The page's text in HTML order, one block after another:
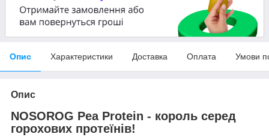
Опис Характеристики Доставка Оплата Умови
Опис
NOSOROG Pea Protein - король серед
горохових протеїнів!